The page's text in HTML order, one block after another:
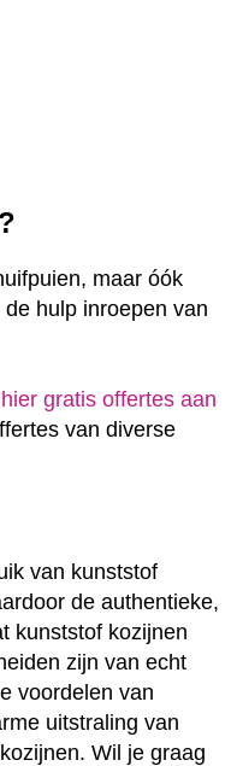
maar óók
hulp inroepen van
gratis offertes aan
van diverse
van kunststof
de authentieke,
kunststof kozijnen
zijn van echt
voordelen van
uitstraling van
Wil je graag